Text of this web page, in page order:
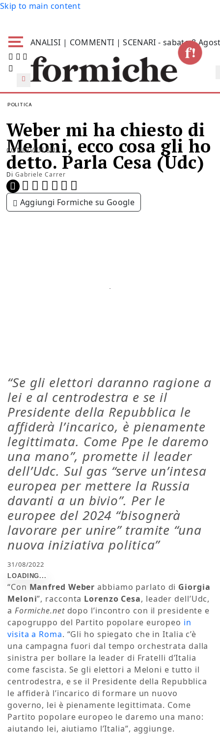
Skip to main content
ANALISI | COMMENTI | SCENARI - sabato 8
POLITICA
Weber mi ha chiesto di
Meloni, ecco cosa gli ho
detto. Parla Cesa (Udc)
Di Gabriele Carrer
CONDIVIDI SU:
Aggiungi Formiche su Google
“Se gli elettori daranno ragione a
lei e al centrodestra e se il
Presidente della Repubblica le
affiderà l’incarico, è pienamente
legittimata. Come Ppe le daremo
una mano”, promette il leader
dell’Udc. Sul gas “serve un’intesa
europea per mettere la Russia
davanti a un bivio”. Per le
europee del 2024 “bisognerà
lavorare per unire” tramite “una
nuova iniziativa politica”
31/08/2022
“Con Manfred Weber abbiamo parlato di Giorgia
Meloni”, racconta Lorenzo Cesa, leader dell’Udc,
a Formiche.netdopo l’incontro con il presidente e
capogruppo del Partito popolare europeo in
visita a Roma. “Gli ho spiegato che in Italia c’è
una campagna fuori dal tempo orchestrata dalla
sinistra per bollare la leader di Fratelli d’Italia
come fascista. Se gli elettori a Meloni e tutto il
centrodestra, e se il Presidente della Repubblica
le affiderà l’incarico di formare un nuovo
governo, lei è pienamente legittimata. Come
Partito popolare europeo le daremo una mano:
aiutando lei, aiutiamo l’Italia”, aggiunge.